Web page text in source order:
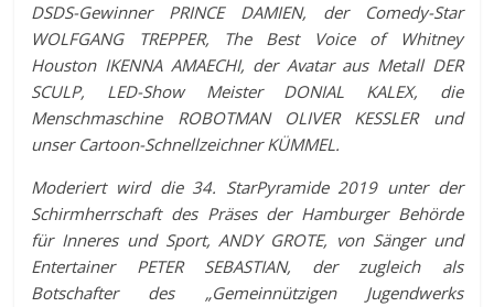
DSDS-Gewinner PRINCE DAMIEN, der Comedy-Star
WOLFGANG TREPPER, The Best Voice of Whitney
Houston IKENNA AMAECHI, der Avatar aus Metall DER
SCULP, LED-Show Meister DONIAL KALEX, die
Menschmaschine ROBOTMAN OLIVER KESSLER und
unser Cartoon-Schnellzeichner KÜMMEL.
Moderiert wird die 34. StarPyramide 2019 unter der
Schirmherrschaft des Präses der Hamburger Behörde
für Inneres und Sport, ANDY GROTE, von Sänger und
Entertainer PETER SEBASTIAN, der zugleich als
Botschafter des „Gemeinnützigen Jugendwerks